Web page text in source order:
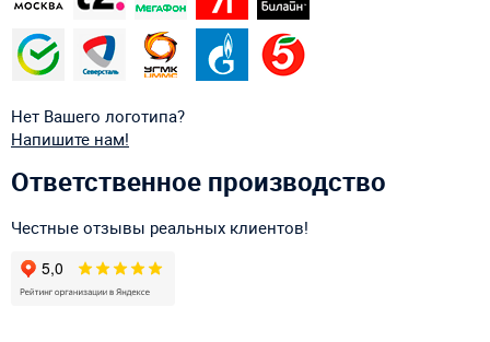
Нет Вашего логотипа?
Напишите нам!
Ответственное производство
Честные отзывы реальных клиентов!